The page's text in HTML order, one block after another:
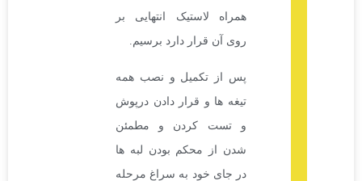
همراه لاستیک انتهایی بر
روی آن قرار دارد برسیم.
پس از تکمیل و نصب همه
تیغه ها و قرار دادن درپوش
و تست کردن و مطمئن
شدن از محکم بودن لبه ها
در جای خود به سراغ مرحله